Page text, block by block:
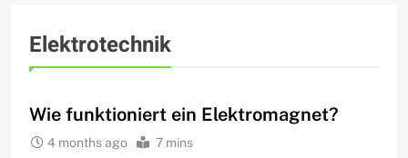
Elektrotechnik
Wie funktioniert ein Elektromagnet?
4 months ago 7 mins